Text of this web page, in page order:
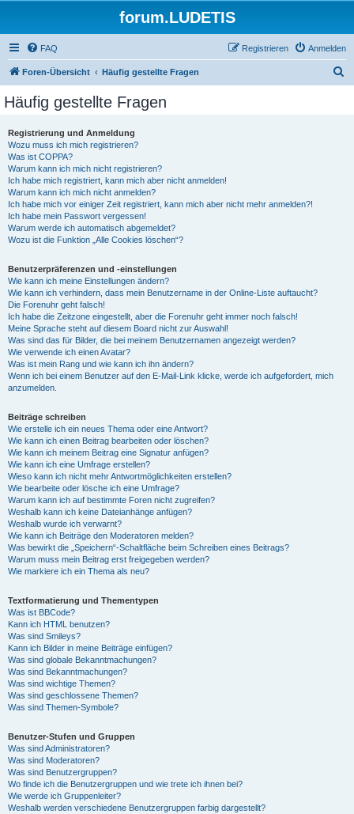
forum.LUDETIS
FAQ Anmelden
Registrieren
Foren-Übersicht Häufig gestellte Fragen
Häufig gestellte Fragen
Registrierung und Anmeldung
Wozu muss ich mich registrieren?
Was ist COPPA?
Warum kann ich mich nicht registrieren?
Ich habe mich registriert, kann mich aber nicht anmelden!
Warum kann ich mich nicht anmelden?
Ich habe mich vor einiger Zeit registriert, kann mich aber nicht mehr anmelden?!
Ich habe mein Passwort vergessen!
Warum werde ich automatisch abgemeldet?
Wozu ist die Funktion „Alle Cookies löschen“?
Benutzerpräferenzen und -einstellungen
Wie kann ich meine Einstellungen ändern?
Wie kann ich verhindern, dass mein Benutzername in der Online-Liste auftaucht?
Die Forenuhr geht falsch!
Ich habe die Zeitzone eingestellt, aber die Forenuhr geht immer noch falsch!
Meine Sprache steht auf diesem Board nicht zur Auswahl!
Was sind das für Bilder, die bei meinem Benutzernamen angezeigt werden?
Wie verwende ich einen Avatar?
Was ist mein Rang und wie kann ich ihn ändern?
Wenn ich bei einem Benutzer auf den E-Mail-Link klicke, werde ich aufgefordert, mich
anzumelden.
Beiträge schreiben
Wie erstelle ich ein neues Thema oder eine Antwort?
Wie kann ich einen Beitrag bearbeiten oder löschen?
Wie kann ich meinem Beitrag eine Signatur anfügen?
Wie kann ich eine Umfrage erstellen?
Wieso kann ich nicht mehr Antwortmöglichkeiten erstellen?
Wie bearbeite oder lösche ich eine Umfrage?
Warum kann ich auf bestimmte Foren nicht zugreifen?
Weshalb kann ich keine Dateianhänge anfügen?
Weshalb wurde ich verwarnt?
Wie kann ich Beiträge den Moderatoren melden?
Was bewirkt die „Speichern“-Schaltfläche beim Schreiben eines Beitrags?
Warum muss mein Beitrag erst freigegeben werden?
Wie markiere ich ein Thema als neu?
Textformatierung und Thementypen
Was ist BBCode?
Kann ich HTML benutzen?
Was sind Smileys?
Kann ich Bilder in meine Beiträge einfügen?
Was sind globale Bekanntmachungen?
Was sind Bekanntmachungen?
Was sind wichtige Themen?
Was sind geschlossene Themen?
Was sind Themen-Symbole?
Benutzer-Stufen und Gruppen
Was sind Administratoren?
Was sind Moderatoren?
Was sind Benutzergruppen?
Wo finde ich die Benutzergruppen und wie trete ich ihnen bei?
Wie werde ich Gruppenleiter?
Weshalb werden verschiedene Benutzergruppen farbig dargestellt?